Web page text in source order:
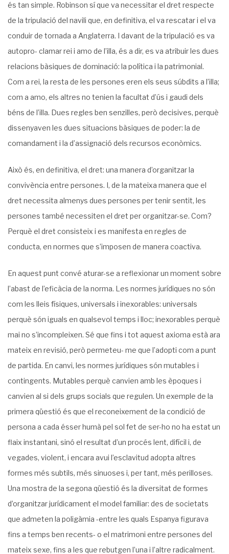
és tan simple. Robin­son sí que va necessitar el dret respecte
de la tripulació del navili que, en definitiva, el va rescatar i el va
conduir de tornada a Anglaterra. I davant de la tripulació es va
autopro- clamar rei i amo de l’illa, és a dir, es va atribuir les dues
relacions bàsiques de dominació: la política i la patrimonial.
Com a rei, la resta de les persones eren els seus súbdits a l’illa;
com a amo, els altres no tenien la facultat d’ús i gaudi dels
béns de l’illa. Dues regles ben senzilles, però decisives, perquè
dissenyaven les dues situacions bàsiques de poder: la de
comandament i la d’assignació dels recursos econòmics.
Això és, en definitiva, el dret: una manera d’organitzar la
convivència entre persones. I, de la mateixa manera que el
dret necessita almenys dues persones per tenir sentit, les
persones també necessiten el dret per organitzar-se. Com?
Perquè el dret consisteix i es manifesta en regles de
conducta, en normes que s’imposen de manera coactiva.
En aquest punt convé aturar-se a reflexionar un moment sobre
l’abast de l’eficàcia de la norma. Les normes jurídiques no són
com les lleis físiques, universals i inexora­bles: universals
perquè són iguals en qualsevol temps i lloc; inexorables perquè
mai no s’incompleixen. Sé que fins i tot aquest axioma està ara
mateix en revisió, però permeteu- me que l’adopti com a punt
de partida. En canvi, les normes jurídiques són mutables i
contingents. Mutables perquè canvien amb les èpoques i
canvien al si dels grups socials que regulen. Un exemple de la
primera qüestió és que el reconeixement de la condició de
persona a cada ésser humà pel sol fet de ser-ho no ha estat un
flaix instantani, sinó el resultat d’un procés lent, difícil i, de
vegades, violent, i encara avui l’esclavitud adopta altres
formes més subtils, més sinuoses i, per tant, més perilloses.
Una mostra de la se­gona qüestió és la diversitat de formes
d’organitzar jurídicament el model familiar: des de societats
que admeten la poligàmia -entre les quals Espanya figurava
fins a temps ben recents- o el matrimoni entre persones del
mateix sexe, fins a les que rebutgen l’una i l’altre radicalment.